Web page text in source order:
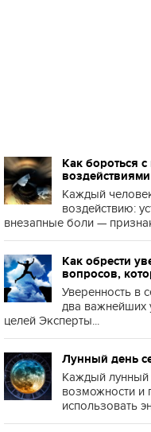
Как бороться
воздействиями
Каждый
воздействию:
внезапные боли —
Как обрести
вопросов,
Уверенность в
два важнейших
целей Эксперты...
Лунный день
Каждый лунный
возможности и
использовать